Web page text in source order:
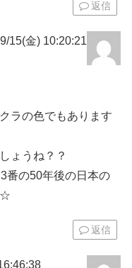
返信
15(金) 10:20:21
ラの色でもあります
ょうね？？
番の50年後の日本の
☆
返信